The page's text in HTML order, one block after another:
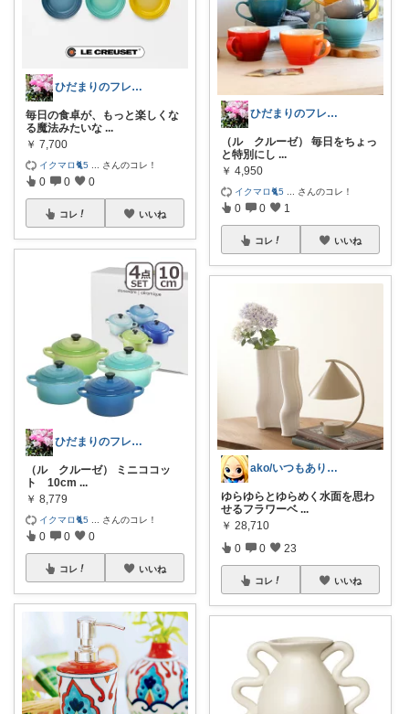
ひだまりのフレンチ🩷ガーデン
毎日の食卓が、もっと楽しくな
る魔法みたいな ...
￥ 7,700
イクマロ🐈5 さんのコレ！
0 0 0
コレ いいね
ひだまりのフレンチ🩷ガーデン
（ル クルーゼ） ミニココッ
ト 10cm ...
￥ 8,779
イクマロ🐈5 さんのコレ！
0 0 0
コレ いいね
ひだまりのフレンチ🩷ガーデン
（ル クルーゼ） 毎日をちょっ
と特別にし ...
￥ 4,950
イクマロ🐈5 さんのコレ！
0 0 1
コレ いいね
ako/いつもありがとう🌈5日感謝
ゆらゆらとゆらめく水面を思わ
せるフラワーベ ...
￥ 28,710
0 0 23
コレ いいね